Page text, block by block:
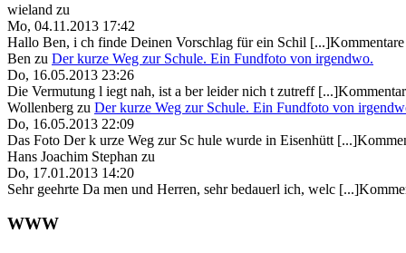
wieland zu
Mo, 04.11.2013 17:42
Hallo Ben, i ch finde Deinen Vorschlag für ein Schil
Ben zu Der kurze Weg zur Schule. Ein Fundfoto von irgendwo.
Do, 16.05.2013 23:26
Die Vermutung l iegt nah, ist a ber leider nich t zutreff
Wollenberg zu Der kurze Weg zur Schule. Ein Fundfoto von
Do, 16.05.2013 22:09
Das Foto Der k urze Weg zur Sc hule wurde in Eisenhütt
Hans Joachim Stephan zu
Do, 17.01.2013 14:20
Sehr geehrte Da men und Herren, sehr bedauerl ich, welc
WWW